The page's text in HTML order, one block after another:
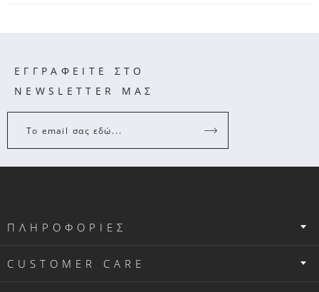
ΕΓΓΡΑΦΕΙΤΕ ΣΤΟ
NEWSLETTER ΜΑΣ
Το email σας εδώ...
ΠΛΗΡΟΦΟΡΙΕΣ
CUSTOMER CARE